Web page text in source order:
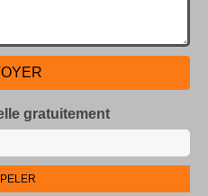
gratuitement